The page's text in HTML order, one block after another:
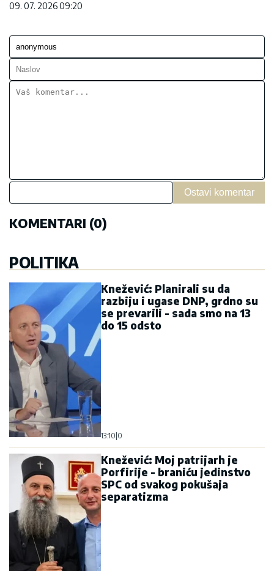
09. 07. 2026 09:20
Ostavi komentar
KOMENTARI (0)
POLITIKA
Knežević: Planirali su da
razbiju i ugase DNP, grdno su
se prevarili - sada smo na 13
do 15 odsto
13:10 0
Knežević: Moj patrijarh je
Porfirije - braniću jedinstvo
SPC od svakog pokušaja
separatizma